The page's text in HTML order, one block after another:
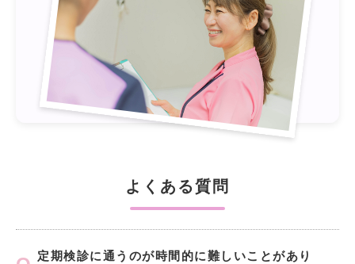
よくある質問
定期検診に通うのが時間的に難しいことがあり